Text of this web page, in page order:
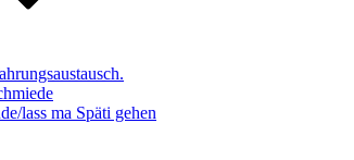
lass ma Späti gehen